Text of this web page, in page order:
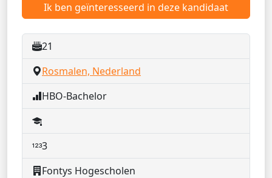
Ik ben geïnteresseerd in deze kandidaat
21
Rosmalen, Nederland
HBO-Bachelor
3
Fontys Hogescholen